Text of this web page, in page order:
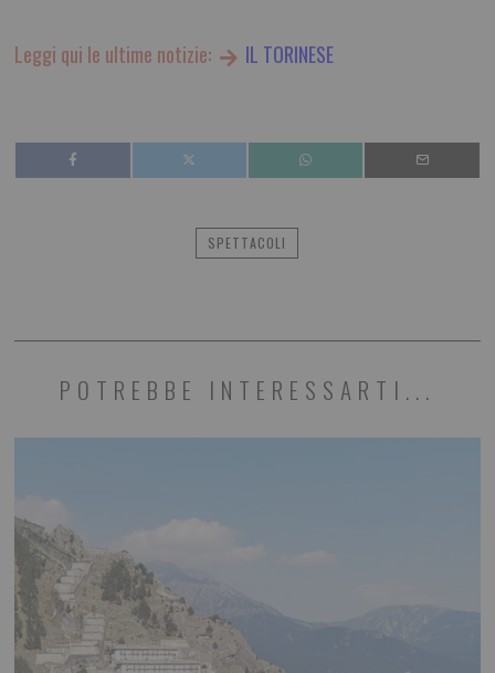
Leggi qui le ultime notizie: IL TORINESE
SPETTACOLI
POTREBBE INTERESSARTI...